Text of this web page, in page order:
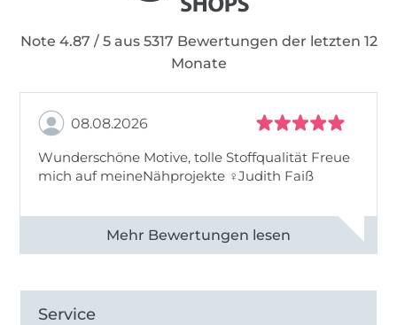
Note 4.87 / 5 aus 5317 Bewertungen der letzten 12
Monate
08.08.2026
Wunderschöne Motive, tolle Stoffqualität Freue
mich auf meineNähprojekte ♀Judith Faiß
Alle 82990 Bewertungen ansehen
Service